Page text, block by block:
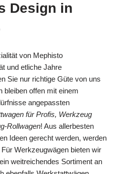
Design in
von Mephisto
und etliche Jahre
Sie nur richtige Güte von uns
bleiben offen mit einem
angepassten
für Profis, Werkzeug
Rollwagen! Aus allerbesten
Ideen gerecht werden, werden
Werkzeugwägen bieten wir
weitreichendes Sortiment an